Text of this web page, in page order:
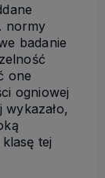
normy
badanie
one
ogniowej
tej